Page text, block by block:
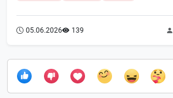
05.06.2026 139